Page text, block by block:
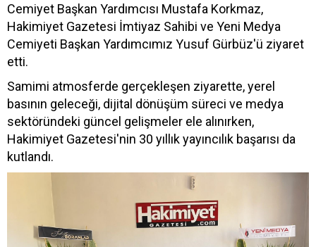
Cemiyet Başkan Yardımcısı Mustafa Korkmaz,
Hakimiyet Gazetesi İmtiyaz Sahibi ve Yeni Medya
Cemiyeti Başkan Yardımcımız Yusuf Gürbüz'ü ziyaret
etti.
Samimi atmosferde gerçekleşen ziyarette, yerel
basının geleceği, dijital dönüşüm süreci ve medya
sektöründeki güncel gelişmeler ele alınırken,
Hakimiyet Gazetesi'nin 30 yıllık yayıncılık başarısı da
kutlandı.